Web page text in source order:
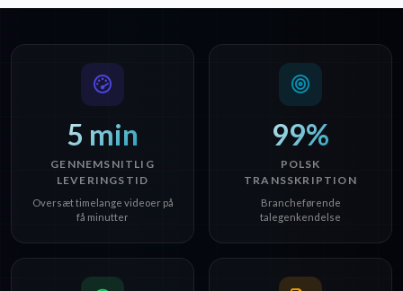
5 min
GENNEMSNITLIG
LEVERINGSTID
Oversæt timelange videoer på
få minutter
99%
POLSK
TRANSSKRIPTION
Brancheførende
talegenkendelse